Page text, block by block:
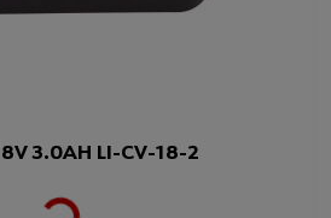
3.0AH LI-CV-18-2